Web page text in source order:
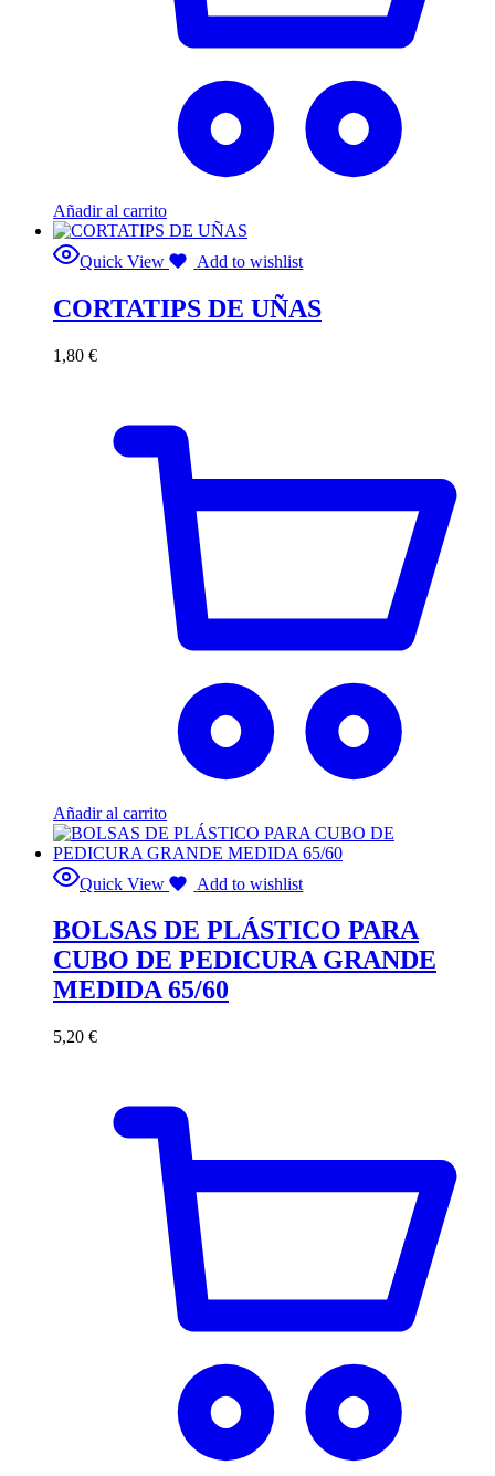
Añadir al carrito
Quick View Add to wishlist
CORTATIPS DE UÑAS
1,80 €
Añadir al carrito
Quick View Add to wishlist
BOLSAS DE PLÁSTICO PARA
CUBO DE PEDICURA GRANDE
MEDIDA 65/60
5,20 €